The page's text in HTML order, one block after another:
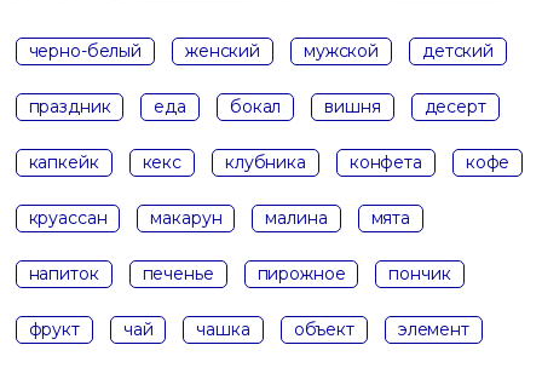
черно-белый женский мужской детский
праздник еда бокал вишня десерт
капкейк кекс клубника конфета кофе
круассан макарун малина мята
напиток печенье пирожное пончик
фрукт чай чашка объект элемент